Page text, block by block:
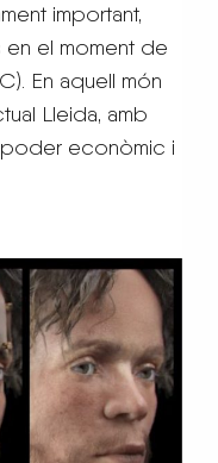
important,
el moment de
En aquell món
Lleida, amb
poder econòmic i